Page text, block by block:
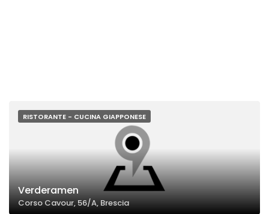
RISTORANTE - CUCINA GIAPPONESE
Verderamen
Corso Cavour, 56/A, Brescia